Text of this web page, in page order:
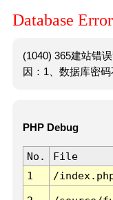
Database Error
(1040) 365建站错
因：1、数据库密码
PHP Debug
No. File
1
/